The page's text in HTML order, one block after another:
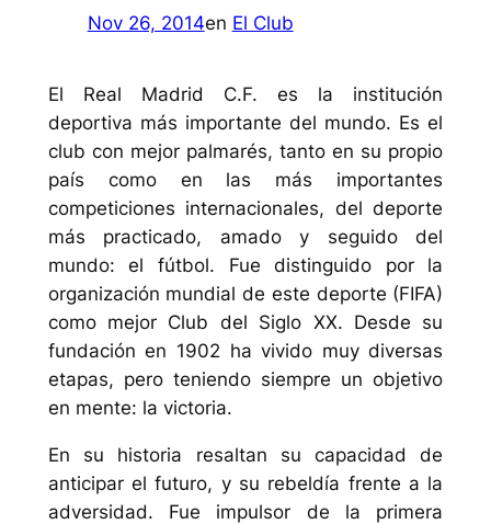
Nov 26, 2014en El Club
El Real Madrid C.F. es la institución
deportiva más importante del mundo. Es el
club con mejor palmarés, tanto en su propio
país como en las más importantes
competiciones internacionales, del deporte
más practicado, amado y seguido del
mundo: el fútbol. Fue distinguido por la
organización mundial de este deporte (FIFA)
como mejor Club del Siglo XX. Desde su
fundación en 1902 ha vivido muy diversas
etapas, pero teniendo siempre un objetivo
en mente: la victoria.
En su historia resaltan su capacidad de
anticipar el futuro, y su rebeldía frente a la
adversidad. Fue impulsor de la primera